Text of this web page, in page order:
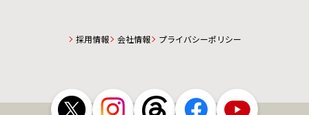
採用情報 会社情報 プライバシーポリシー